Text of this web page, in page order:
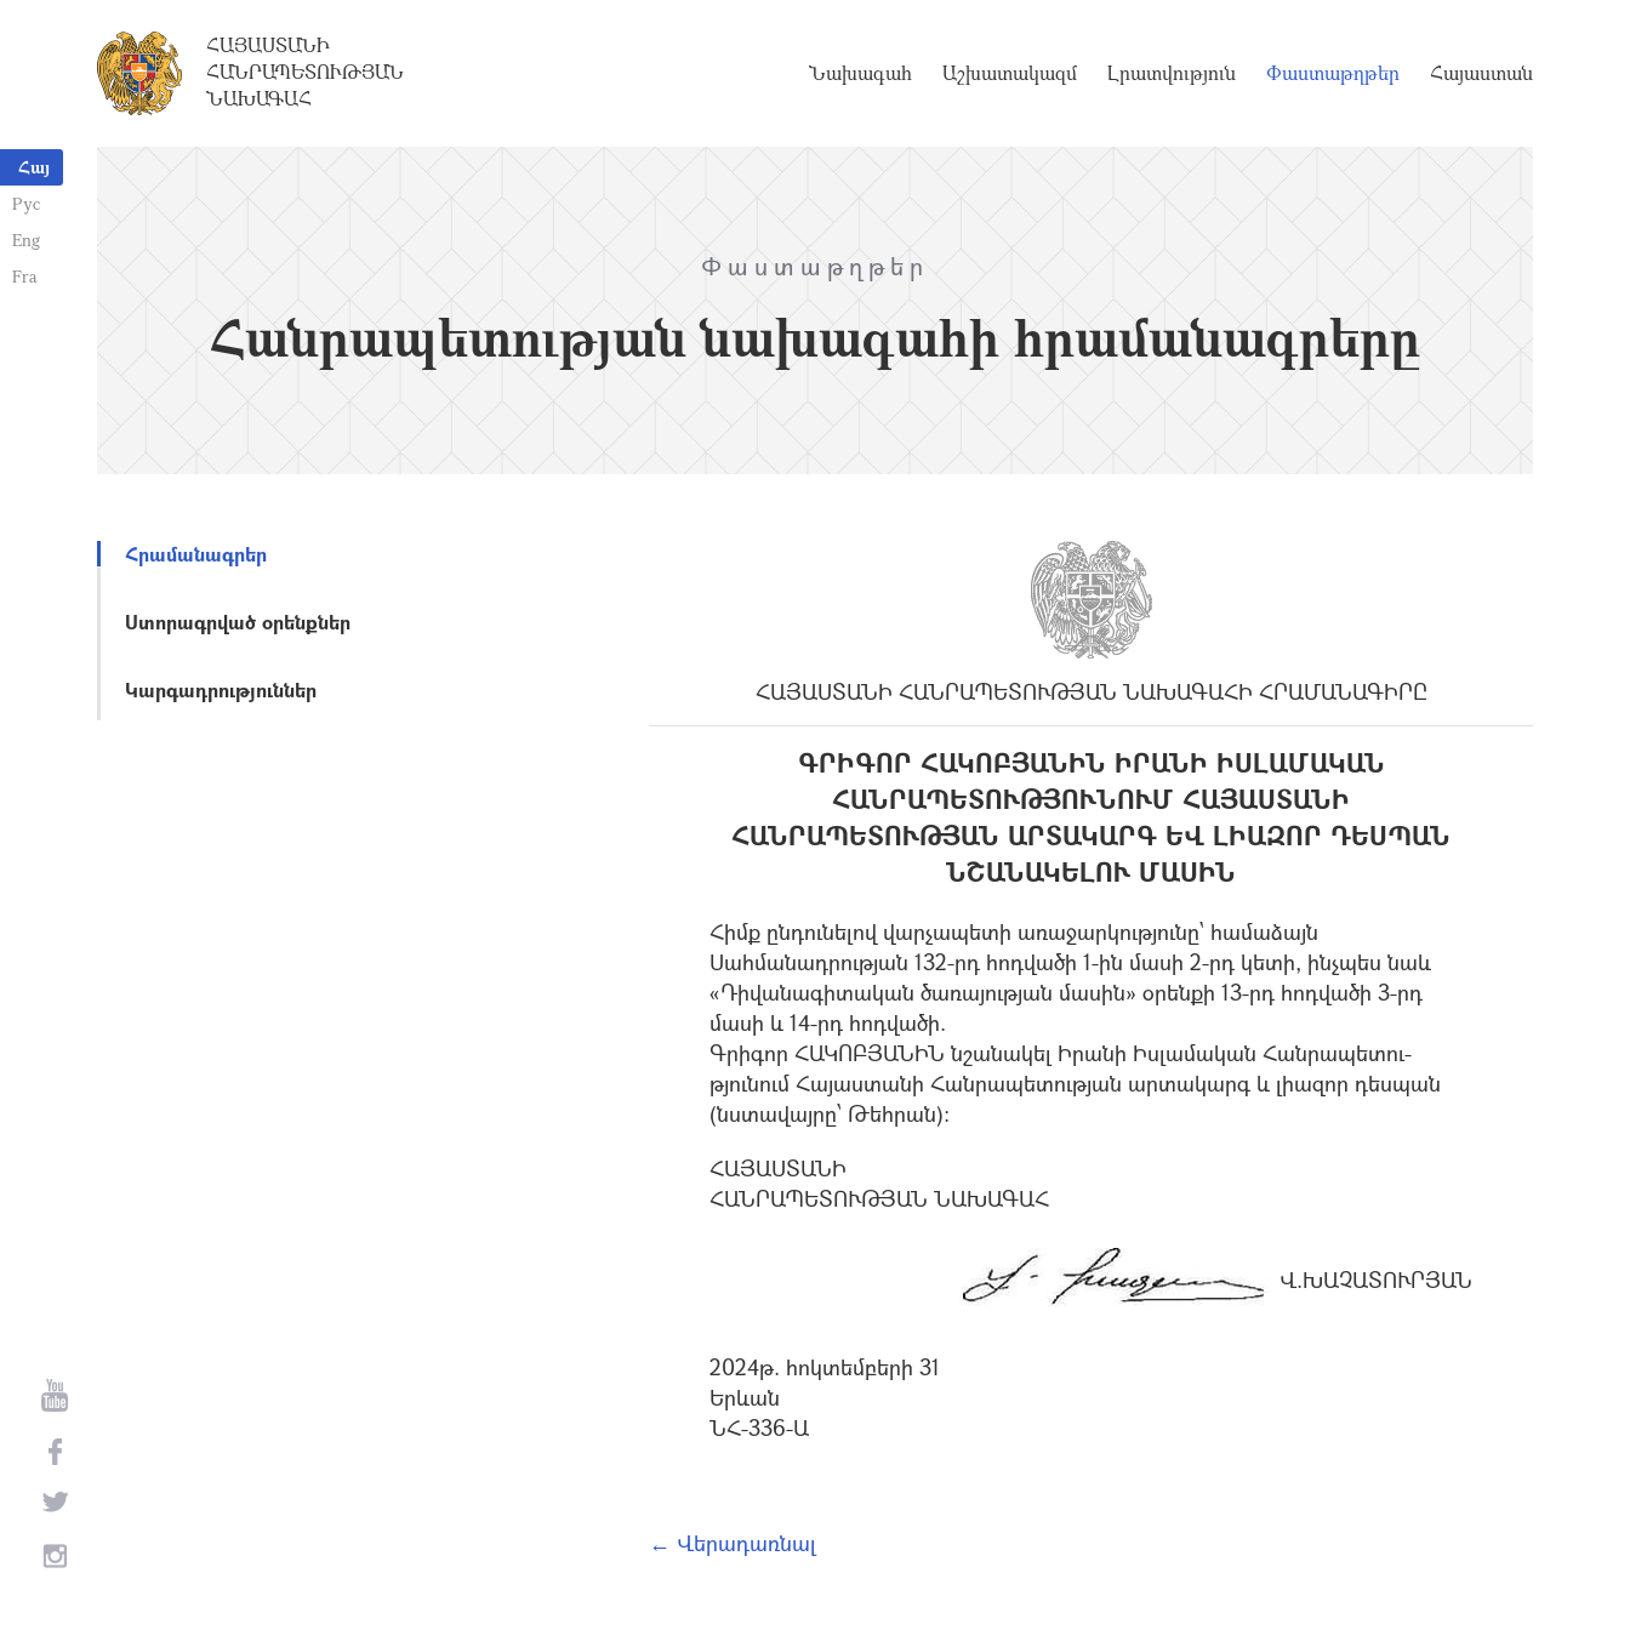
Հայ
Рус
Eng
Fra
ՀԱՅԱՍՏԱՆԻ
ՀԱՆՐԱՊԵՏՈՒԹՅԱՆ
ՆԱԽԱԳԱՀ
Նախագահ Աշխատակազմ Լրատվություն Փաստաթղթեր Հայաստան
Փաստաթղթեր
Հանրապետության նախագահի հրամանագրերը
Հրամանագրեր
Ստորագրված օրենքներ
Կարգադրություններ ՀԱՅԱՍՏԱՆԻ ՀԱՆՐԱՊԵՏՈՒԹՅԱՆ ՆԱԽԱԳԱՀԻ ՀՐԱՄԱՆԱԳԻՐԸ
ԳՐԻԳՈՐ ՀԱԿՈԲՅԱՆԻՆ ԻՐԱՆԻ ԻՍԼԱՄԱԿԱՆ
ՀԱՆՐԱՊԵՏՈՒԹՅՈՒՆՈՒՄ ՀԱՅԱՍՏԱՆԻ
ՀԱՆՐԱՊԵՏՈՒԹՅԱՆ ԱՐՏԱԿԱՐԳ ԵՎ ԼԻԱԶՈՐ ԴԵՍՊԱՆ
ՆՇԱՆԱԿԵԼՈՒ ՄԱՍԻՆ
Հիմք ընդունելով վարչապետի առաջարկությունը` համաձայն
Սահմանադրության 132-րդ հոդվածի 1-ին մասի 2-րդ կետի, ինչպես նաև
«Դիվանագիտական ծառայության մասին» օրենքի 13-րդ հոդվածի 3-րդ
մասի և 14-րդ հոդվածի.
Գրիգոր ՀԱԿՈԲՅԱՆԻՆ նշանակել Իրանի Իսլամական Հանրապետու-
թյունում Հայաստանի Հանրապետության արտակարգ և լիազոր դեսպան
(նստավայրը՝ Թեհրան)։
ՀԱՅԱՍՏԱՆԻ
ՀԱՆՐԱՊԵՏՈՒԹՅԱՆ ՆԱԽԱԳԱՀ
Վ.ԽԱՉԱՏՈՒՐՅԱՆ
2024թ. հոկտեմբերի 31
Երևան
ՆՀ-336-Ա
← Վերադառնալ